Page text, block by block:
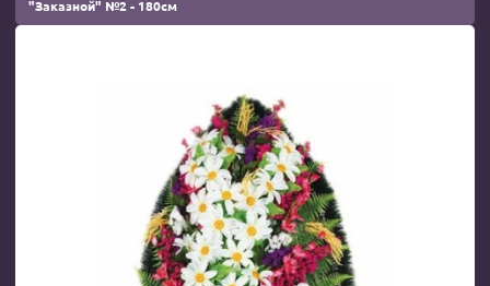
"Заказной" №2 - 180см